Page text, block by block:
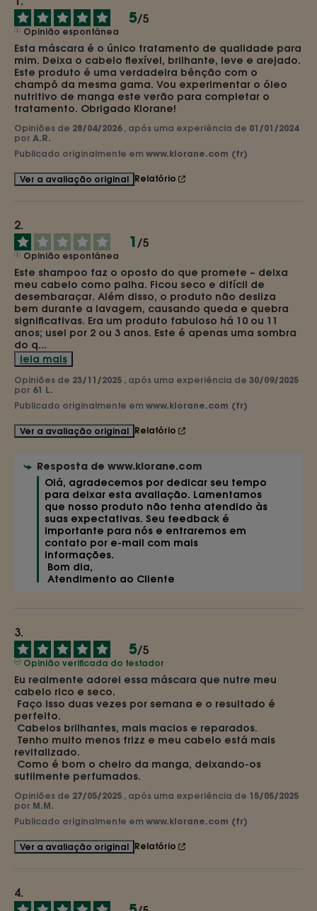
5/5
Opinião espontânea
Esta máscara é o único tratamento de qualidade para
mim. Deixa o cabelo flexível, brilhante, leve e arejado.
Este produto é uma verdadeira bênção com o
champô da mesma gama. Vou experimentar o óleo
nutritivo de manga este verão para completar o
tratamento. Obrigado Klorane!
Opiniões de 28/04/2026 , após uma experiência de 01/01/2024
por A.R.
Publicado originalmente em www.klorane.com (fr)
Ver a avaliação original Relatório
1 /5
Opinião espontânea
Este shampoo faz o oposto do que promete – deixa
meu cabelo como palha. Ficou seco e difícil de
desembaraçar. Além disso, o produto não desliza
bem durante a lavagem, causando queda e quebra
significativas. Era um produto fabuloso há 10 ou 11
anos; usei por 2 ou 3 anos. Este é apenas uma sombra
do q...
leia mais
Opiniões de 23/11/2025 , após uma experiência de 30/09/2025
por 61 L.
Publicado originalmente em www.klorane.com (fr)
Ver a avaliação original Relatório
Resposta de www.klorane.com
Olá, agradecemos por dedicar seu tempo
para deixar esta avaliação. Lamentamos
que nosso produto não tenha atendido às
suas expectativas. Seu feedback é
importante para nós e entraremos em
contato por e-mail com mais
informações.
Atendimento ao Cliente
5/5
Opinião verificada do testador
Eu realmente adorei essa máscara que nutre meu
cabelo rico e seco.
perfeito.
revitalizado.
sutilmente perfumados.
Opiniões de 27/05/2025 , após uma experiência de 15/05/2025
por M.M.
Publicado originalmente em www.klorane.com (fr)
Ver a avaliação original Relatório